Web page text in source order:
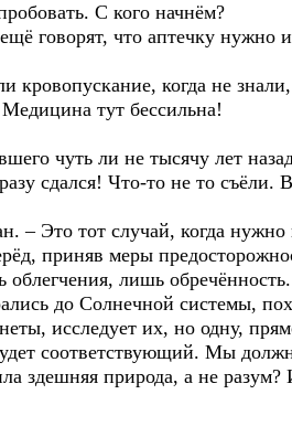
С кого начнём?
говорят, что аптечку нужно
кровопускание, когда не
тут бессильна!
чуть ли не тысячу лет
сдался! Что-то не то съёли.
– Это тот случай, когда
приняв меры
лишь обречённость.
до Солнечной системы,
исследует их, но одну,
соответствующий. Мы
здешняя природа, а не